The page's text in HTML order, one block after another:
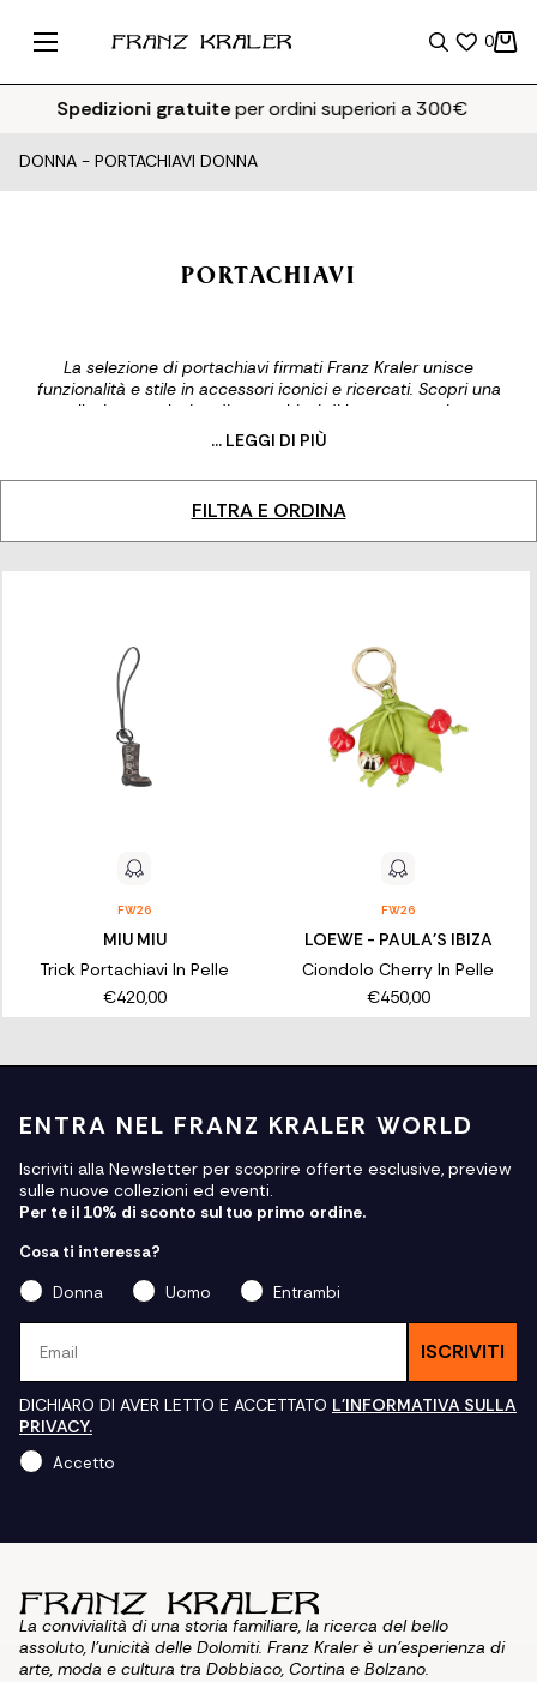
0
Spedizioni gratuiteper ordini superiori a 300€
DONNA - PORTACHIAVI DONNA
PORTACHIAVI
La selezione di portachiavi firmati Franz Kraler unisce
funzionalità e stile in accessori iconici e ricercati. Scopri una
collezione esclusiva di portachiavi di lusso, pensati per
aggiungere un tocco distintivo a borse, zaini o chiavi. Design
eleganti, materiali pregiati e dettagli curati trasformano un
oggetto quotidiano in un’espressione di personalità e gusto.
LASCIATI ISPIRARE DALLA NOSTRA
SELEZIONE DI PORTACHIAVI FIRMATI
creazione è pensata per distinguersi, rendendo speciale anche il
... LEGGI DI PIÙ
FILTRA E ORDINA
FW26
MIU MIU
Trick Portachiavi In Pelle
€420,00
FW26
LOEWE - PAULA'S IBIZA
Ciondolo Cherry In Pelle
€450,00
ENTRA NEL FRANZ KRALER WORLD
Iscriviti alla Newsletter per scoprire offerte esclusive, preview
sulle nuove collezioni ed eventi.
Per te il 10% di sconto sul tuo primo ordine.
Cosa ti interessa?
Donna
Uomo
Entrambi
ISCRIVITI
DICHIARO DI AVER LETTO E ACCETTATO L'INFORMATIVA SULLA
PRIVACY.
Accetto
La convivialità di una storia familiare, la ricerca del bello
assoluto, l'unicità delle Dolomiti. Franz Kraler è un'esperienza di
arte, moda e cultura tra Dobbiaco, Cortina e Bolzano.